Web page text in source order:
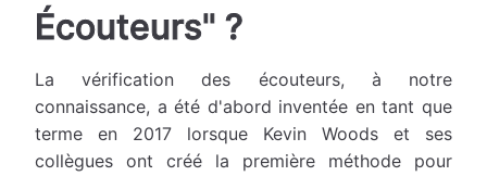
Écouteurs" ?
La vérification des écouteurs, à notre
connaissance, a été d'abord inventée en tant que
terme en 2017 lorsque Kevin Woods et ses
collègues ont créé la première méthode pour